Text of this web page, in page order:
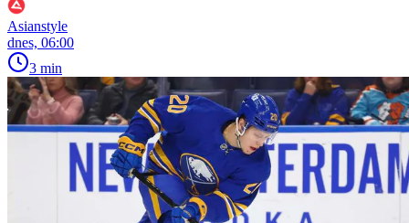
Asianstyle
dnes, 06:00
3 min